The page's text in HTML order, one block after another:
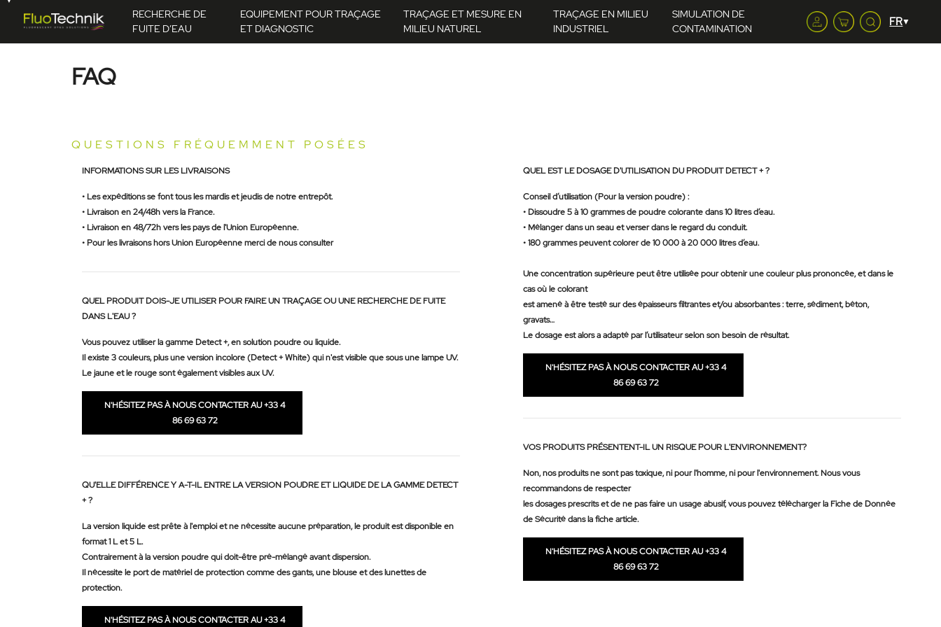
RECHERCHE DE
FUITE D’EAU
EQUIPEMENT POUR TRAÇAGE
ET DIAGNOSTIC
TRAÇAGE ET MESURE EN
MILIEU NATUREL
TRAÇAGE EN MILIEU
INDUSTRIEL
SIMULATION DE
CONTAMINATION
FAQ
QUESTIONS FRÉQUEMMENT POSÉES
INFORMATIONS SUR LES LIVRAISONS
• Les expéditions se font tous les mardis et jeudis de notre entrepôt.
• Livraison en 24/48h vers la France.
• Livraison en 48/72h vers les pays de l'Union Européenne.
• Pour les livraisons hors Union Européenne merci de nous consulter
QUEL PRODUIT DOIS-JE UTILISER POUR FAIRE UN TRAÇAGE OU UNE RECHERCHE DE FUITE
DANS L'EAU ?
Vous pouvez utiliser la gamme Detect +, en solution poudre ou liquide.
Il existe 3 couleurs, plus une version incolore (Detect + White) qui n'est visible que sous une lampe UV.
Le jaune et le rouge sont également visibles aux UV.
N'HÉSITEZ PAS À NOUS CONTACTER AU +33 4
86 69 63 72
QU'ELLE DIFFÉRENCE Y A-T-IL ENTRE LA VERSION POUDRE ET LIQUIDE DE LA GAMME DETECT
+ ?
La version liquide est prête à l'emploi et ne nécessite aucune préparation, le produit est disponible en
format 1 L et 5 L.
Contrairement à la version poudre qui doit-être pré-mélangé avant dispersion.
Il nécessite le port de matériel de protection comme des gants, une blouse et des lunettes de
protection.
N'HÉSITEZ PAS À NOUS CONTACTER AU +33 4
QUEL EST LE DOSAGE D'UTILISATION DU PRODUIT DETECT + ?
Conseil d’utilisation (Pour la version poudre) :
• Dissoudre 5 à 10 grammes de poudre colorante dans 10 litres d’eau.
• Mélanger dans un seau et verser dans le regard du conduit.
• 180 grammes peuvent colorer de 10 000 à 20 000 litres d’eau.
Une concentration supérieure peut être utilisée pour obtenir une couleur plus prononcée, et dans le
cas où le colorant
est amené à être testé sur des épaisseurs filtrantes et/ou absorbantes : terre, sédiment, béton,
gravats…
Le dosage est alors a adapté par l’utilisateur selon son besoin de résultat.
N'HÉSITEZ PAS À NOUS CONTACTER AU +33 4
86 69 63 72
VOS PRODUITS PRÉSENTENT-IL UN RISQUE POUR L'ENVIRONNEMENT?
Non, nos produits ne sont pas toxique, ni pour l'homme, ni pour l'environnement. Nous vous
recommandons de respecter
les dosages prescrits et de ne pas faire un usage abusif, vous pouvez télécharger la Fiche de Donnée
de Sécurité dans la fiche article.
N'HÉSITEZ PAS À NOUS CONTACTER AU +33 4
86 69 63 72